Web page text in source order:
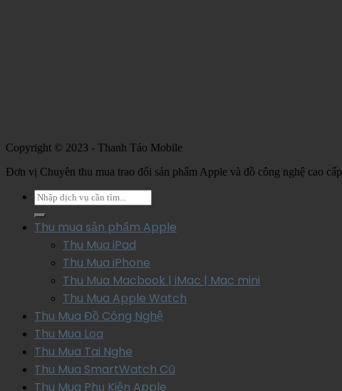
Copyright © 2023 - Thanh Táo Mobile
Đơn vị Chuyên thu mua trao đổi sản phẩm Apple và đồ công nghệ cao cấp
Thu mua sản phẩm Apple
Thu Mua iPad
Thu Mua iPhone
Thu Mua Macbook | iMac | Mac mini
Thu Mua Apple Watch
Thu Mua Đồ Công Nghệ
Thu Mua Loa
Thu Mua Tai Nghe
Thu Mua SmartWatch Cũ
Thu Mua Phụ Kiện Apple